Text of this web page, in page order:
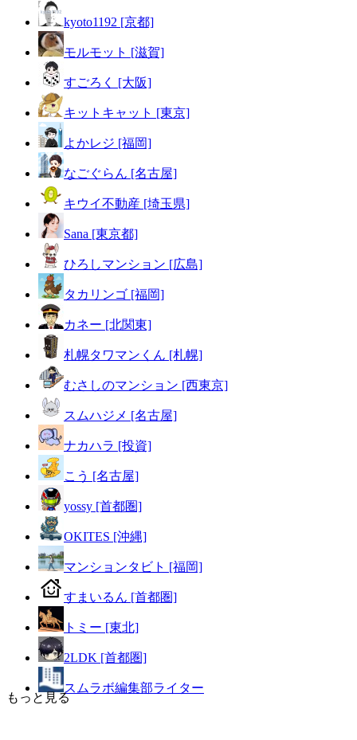
kyoto1192 [京都]
モルモット [滋賀]
すごろく [大阪]
キットキャット [東京]
よかレジ [福岡]
なごぐらん [名古屋]
キウイ不動産 [埼玉県]
Sana [東京都]
ひろしマンション [広島]
タカリンゴ [福岡]
カネー [北関東]
札幌タワマンくん [札幌]
むさしのマンション [西東京]
スムハジメ [名古屋]
ナカハラ [投資]
こう [名古屋]
yossy [首都圏]
OKITES [沖縄]
マンションタビト [福岡]
すまいるん [首都圏]
トミー [東北]
2LDK [首都圏]
スムラボ編集部ライター
もっと見る